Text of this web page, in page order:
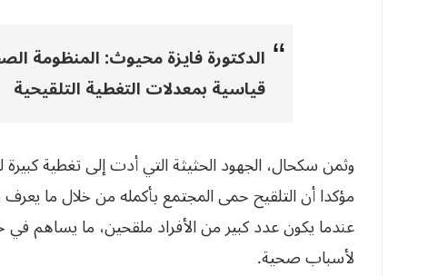
الدكتورة فايزة محيوث:المنظومة
قياسية بمعدلات التغطية التلقيحية
مؤكدا أن التلقيح حمى المجتمع بأكمله من خلال ما
عندما يكون عدد كبير من الأفراد ملقحين، ما يساهم
لأسباب صحية.